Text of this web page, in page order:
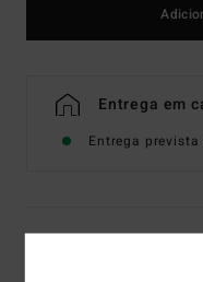
Entrega em
Entrega